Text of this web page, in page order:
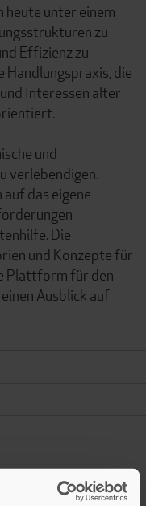
heute unter einem
zu
Effizienz zu
Handlungspraxis, die
Interessen alter
und
verlebendigen.
das eigene
Die
und Konzepte für
Plattform für den
Ausblick auf